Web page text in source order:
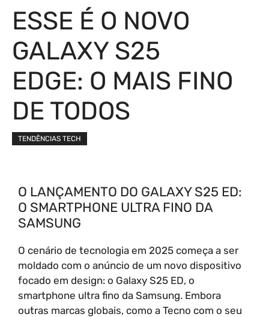
ESSE É O NOVO
GALAXY S25
EDGE: O MAIS FINO
DE TODOS
TENDÊNCIAS TECH
O LANÇAMENTO DO GALAXY S25 ED:
O SMARTPHONE ULTRA FINO DA
SAMSUNG
O cenário de tecnologia em 2025 começa a ser
moldado com o anúncio de um novo dispositivo
focado em design: o Galaxy S25 ED, o
smartphone ultra fino da Samsung. Embora
outras marcas globais, como a Tecno com o seu